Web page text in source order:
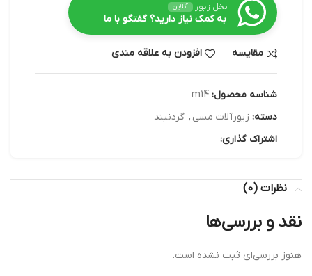
نخل زیور آنلاین
به کمک نیاز دارید؟ گفتگو با ما
مقایسه افزودن به علاقه مندی
شناسه محصول: m14
دسته: زیورآلات مسی , گردنبند
اشتراک گذاری:
نظرات (0)
نقد و بررسی‌ها
هنوز بررسی‌ای ثبت نشده است.